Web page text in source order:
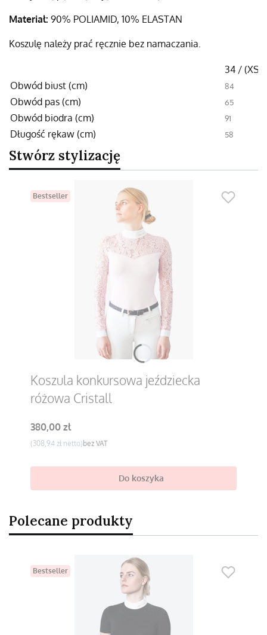
Materiał: 90% POLIAMID, 10% ELASTAN
Koszulę należy prać ręcznie bez namaczania.
34 / (XS)
Obwód biust (cm)
84
Obwód pas (cm) 65
Obwód biodra (cm) 91
Długość rękaw (cm) 58
Stwórz stylizację
Bestseller
Koszula konkursowa jeździecka
różowa Cristall
Cena
380,00 zł
Cena
308,94 zł bez VAT
Do koszyka
Polecane produkty
Bestseller